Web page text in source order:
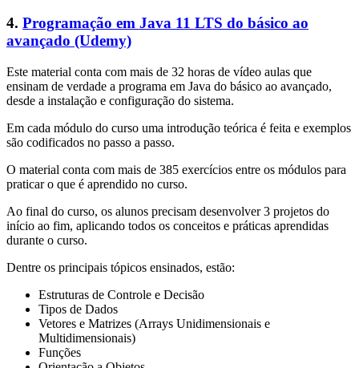
4. Programação em Java 11 LTS do básico ao
avançado (Udemy)
Este material conta com mais de 32 horas de vídeo aulas que
ensinam de verdade a programa em Java do básico ao avançado,
desde a instalação e configuração do sistema.
Em cada módulo do curso uma introdução teórica é feita e exemplos
são codificados no passo a passo.
O material conta com mais de 385 exercícios entre os módulos para
praticar o que é aprendido no curso.
Ao final do curso, os alunos precisam desenvolver 3 projetos do
início ao fim, aplicando todos os conceitos e práticas aprendidas
durante o curso.
Dentre os principais tópicos ensinados, estão:
Estruturas de Controle e Decisão
Tipos de Dados
Vetores e Matrizes (Arrays Unidimensionais e
Multidimensionais)
Funções